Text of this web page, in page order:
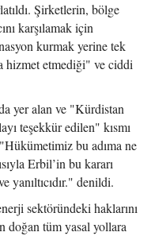
Şirketlerin, bölge
karşılamak için
kurmak yerine tek
hizmet etmediği" ve ciddi
yer alan ve "Kürdistan
teşekkür edilen" kısmı
bu adıma ne
Erbil’in bu kararı
yanıltıcıdır." denildi.
sektöründeki haklarını
doğan tüm yasal yollara